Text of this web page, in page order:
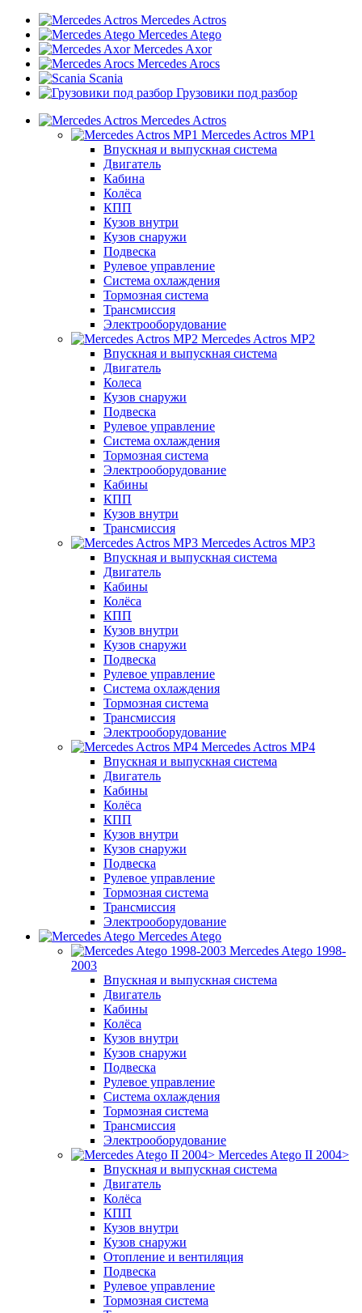
Mercedes Actros
Mercedes Atego
Mercedes Axor
Mercedes Arocs
Scania
Грузовики под разбор
Mercedes Actros
Mercedes Actros MP1
Впускная и выпускная система
Двигатель
Кабина
Колёса
КПП
Кузов внутри
Кузов снаружи
Подвеска
Рулевое управление
Система охлаждения
Тормозная система
Трансмиссия
Электрооборудование
Mercedes Actros MP2
Впускная и выпускная система
Двигатель
Колеса
Кузов снаружи
Подвеска
Рулевое управление
Система охлаждения
Тормозная система
Электрооборудование
Кабины
КПП
Кузов внутри
Трансмиссия
Mercedes Actros MP3
Впускная и выпускная система
Двигатель
Кабины
Колёса
КПП
Кузов внутри
Кузов снаружи
Подвеска
Рулевое управление
Система охлаждения
Тормозная система
Трансмиссия
Электрооборудование
Mercedes Actros MP4
Впускная и выпускная система
Двигатель
Кабины
Колёса
КПП
Кузов внутри
Кузов снаружи
Подвеска
Рулевое управление
Тормозная система
Трансмиссия
Электрооборудование
Mercedes Atego
Mercedes Atego 1998-
2003
Впускная и выпускная система
Двигатель
Кабины
Колёса
Кузов внутри
Кузов снаружи
Подвеска
Рулевое управление
Система охлаждения
Тормозная система
Трансмиссия
Электрооборудование
Mercedes Atego II 2004>
Впускная и выпускная система
Двигатель
Колёса
КПП
Кузов внутри
Кузов снаружи
Отопление и вентиляция
Подвеска
Рулевое управление
Тормозная система